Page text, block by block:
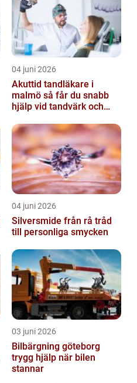
04 juni 2026
Akuttid tandläkare i
malmö så får du snabb
hjälp vid tandvärk och
04 juni 2026
Silversmide från rå tråd
till personliga smycken
03 juni 2026
Bilbärgning göteborg
trygg hjälp när bilen
stannar